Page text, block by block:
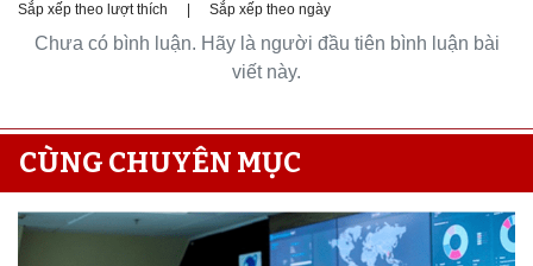
Sắp xếp theo lượt thích Sắp xếp theo ngày
Chưa có bình luận. Hãy là người đầu tiên bình luận bài
viết này.
CÙNG CHUYÊN MỤC